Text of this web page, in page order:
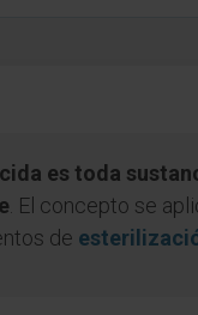
es toda
. El concepto se
de